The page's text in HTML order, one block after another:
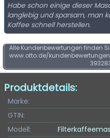
Habe schon einige dieser
langlebig und sparsam, man
Kaffee schnell herstellen.
Alle Kundenbewertungen finden
www.otto.de/
Produktdetails:
Marke:
GTIN:
Modell: